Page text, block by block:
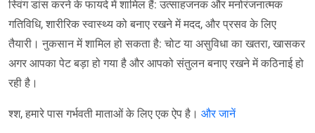
स्विंग डांस करने के फायदे में शामिल हैं: उत्साहजनक और मनोरंजनात्मक
गतिविधि, शारीरिक स्वास्थ्य को बनाए रखने में मदद, और प्रसव के लिए
तैयारी। नुकसान में शामिल हो सकता है: चोट या असुविधा का खतरा, खासकर
अगर आपका पेट बड़ा हो गया है और आपको संतुलन बनाए रखने में कठिनाई हो
रही है।
श्श, हमारे पास गर्भवती माताओं के लिए एक ऐप है। और जानें